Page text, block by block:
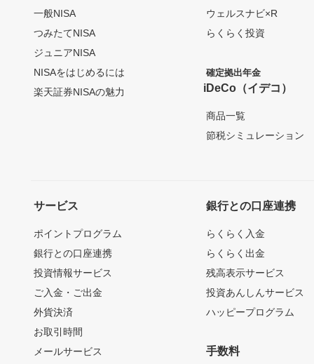
一般NISA
つみたてNISA
ジュニアNISA
NISAをはじめるには
楽天証券NISAの魅力
ウェルスナビ×R
らくらく投資
確定拠出年金
iDeCo（イデコ）
商品一覧
節税シミュレーション
サービス
ポイントプログラム
銀行との口座連携
投資情報サービス
ご入金・ご出金
外貨決済
お取引時間
メールサービス
銀行との口座連携
らくらく入金
らくらく出金
残高表示サービス
投資あんしんサービス
ハッピープログラム
手数料